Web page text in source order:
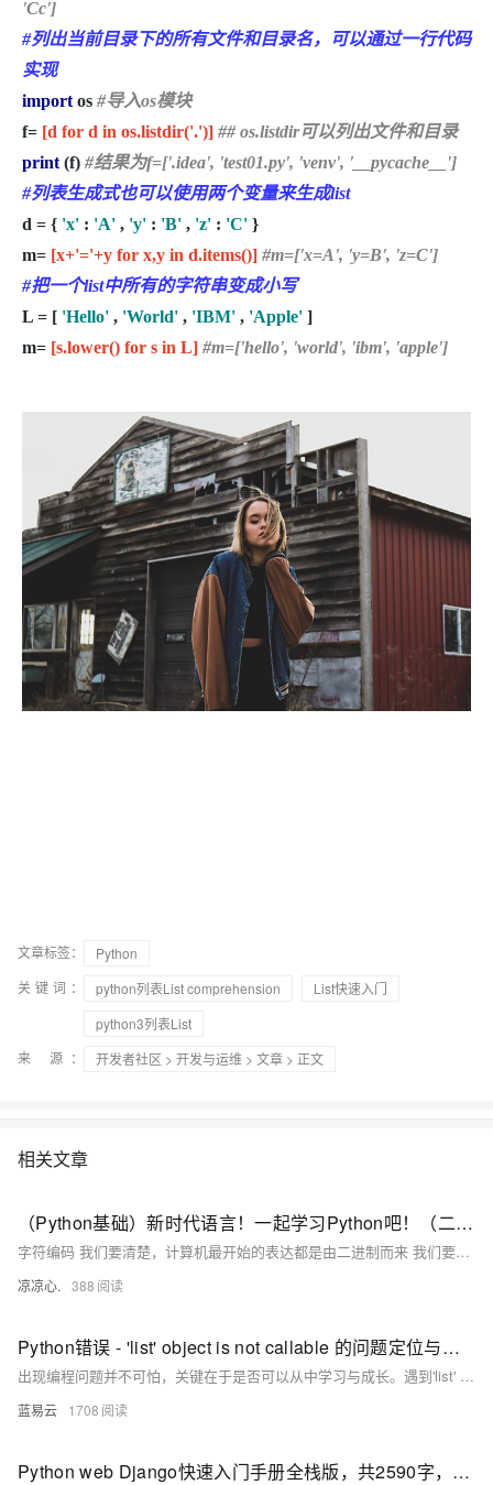
'Cc']
#列出当前目录下的所有文件和目录名，可以通过一行代码
实现
import os #导入os模块
f= [d for d in os.listdir('.')] ## os.listdir可以列出文件和目录
print (f) #结果为f=['.idea', 'test01.py', 'venv', '__pycache__']
#列表生成式也可以使用两个变量来生成list
d = { 'x' : 'A' , 'y' : 'B' , 'z' : 'C' }
m= [x+'='+y for x,y in d.items()] #m=['x=A', 'y=B', 'z=C']
#把一个list中所有的字符串变成小写
L = [ 'Hello' , 'World' , 'IBM' , 'Apple' ]
m= [s.lower() for s in L] #m=['hello', 'world', 'ibm', 'apple']
文章标签：
Python
关键词：
python列表List comprehension
List快速入门
python3列表List
来 源：
开发者社区 > 开发与运维 > 文章 > 正文
相关文章
（Python基础）新时代语言！一起学习Python吧！（二）：字符编码由来；Python字符串、字符串格式化；list集合和tuple元组区别
字符编码 我们要清楚，计算机最开始的表达都是由二进制而来 我们要想通过二进制来表示我们熟知的字符看看以下的变化 例如： 1 的二进制编码为 0000 0001 我们通过A这个字符，让其在计算机内部存储（现如今，A 字符在地址通常表示为65） 现在拿A举例： 在计算机内部 A字符，它本身表示为 65这个数，在计算机底层会转为二进制码 也意味着A字符在底层表示为 1000001 通过这样的字符表示进行转换，逐步发展为拥有127个字符的编码存储到计算机中，这个编码表也被称为ASCII编码。 但随时代变迁，ASCII编码逐渐暴露短板，全球有上百种语言，光是ASCII编码并不能够满足需求
凉凉心. 388
Python错误 - 'list' object is not callable 的问题定位与解决
出现编程问题并不可怕，关键在于是否可以从中学习与成长。遇到'list' object is not callable这样的错误，我们不仅需要学会应对，更需要了解其背后的原因，避免类似的问题再次出现。记住，Python的强大功能和灵活性同时也意味着我们需要对其理解更准确，才能更好的使用它。
蓝易云 1708
Python web Django快速入门手册全栈版，共2590字，短小精悍